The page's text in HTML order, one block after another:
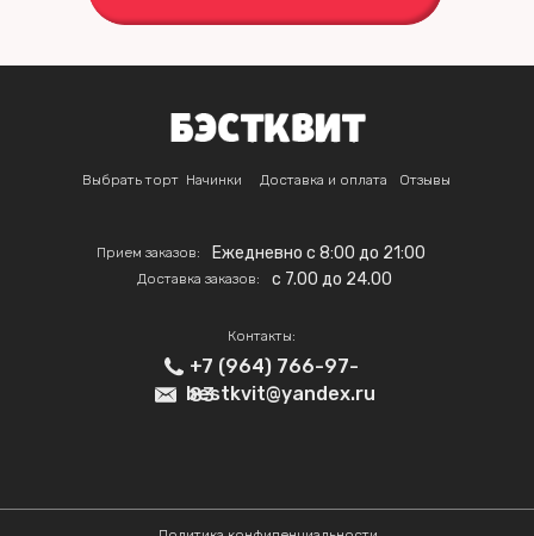
Контакты:
Выбрать торт Начинки Доставка и оплата Отзывы
Прием заказов: Ежедневно с 8:00 до 21:00
Доставка заказов: c 7.00 до 24.00
bestkvit@yandex.ru
+7 (964) 766-97-
83